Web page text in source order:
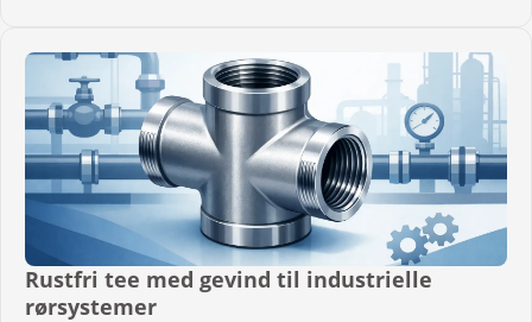
Rustfri tee med gevind til industrielle
rørsystemer